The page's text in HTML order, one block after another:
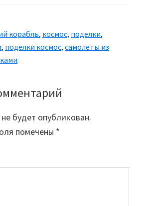
корабль, космос, поделки,
, поделки космос, самолеты из
будет опубликован.
помечены *